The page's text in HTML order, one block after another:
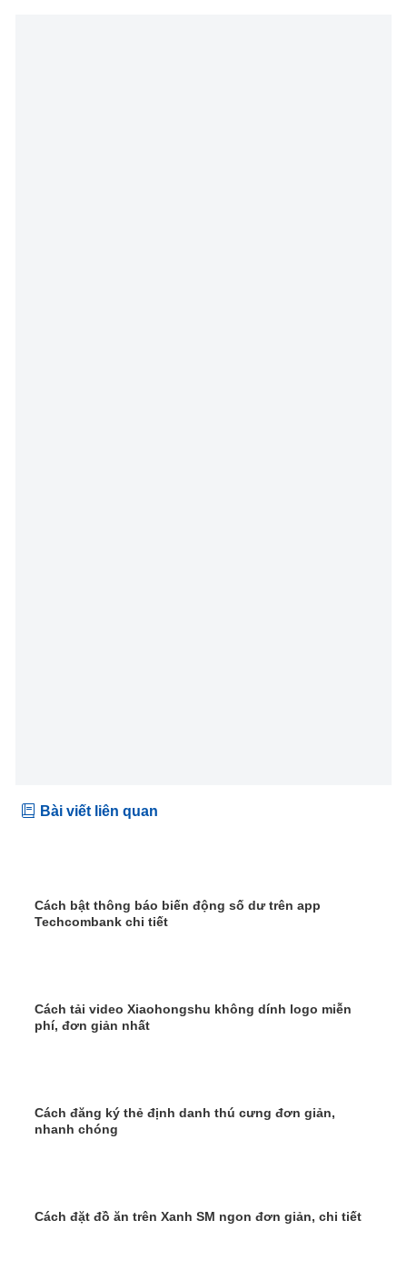
Bài viết liên quan
Cách bật thông báo biến động số dư trên app
Techcombank chi tiết
Cách tải video Xiaohongshu không dính logo miễn
phí, đơn giản nhất
Cách đăng ký thẻ định danh thú cưng đơn giản,
nhanh chóng
Cách đặt đồ ăn trên Xanh SM ngon đơn giản, chi tiết